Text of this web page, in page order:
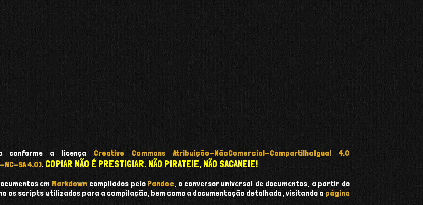
conforme a licença Creative Commons Atribuição-NãoComercial-CompartilhaIgual 4.0
NC-SA 4.0). COPIAR NÃO É PRESTIGIAR. NÃO PIRATEIE, NÃO SACANEIE!
emMarkdown compilados peloPandoc , o conversor universal de documentos, a partir do
os scripts utilizados para a compilação, bem como a documentação detalhada, visitando a página